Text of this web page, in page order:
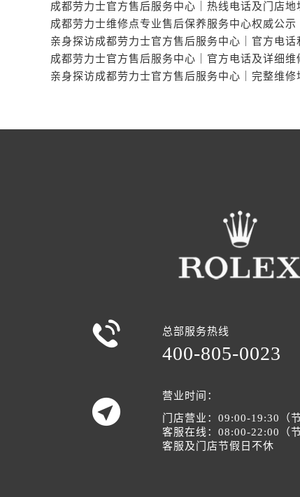
 总部服务热线
400-805-0023

营业时间：
门店营业：09:00-19:30（
客服在线：08:00-22:00（
客服及门店节假日不休